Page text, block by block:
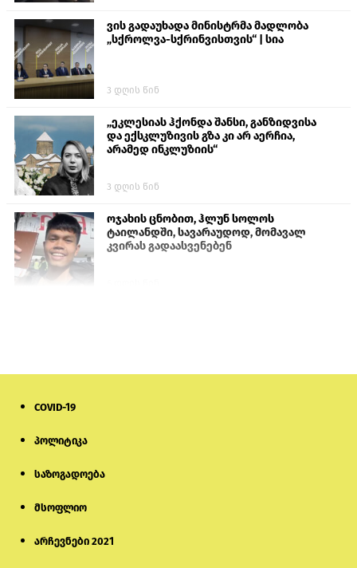
ვის გადაუხადა მინისტრმა მადლობა
„სქროლვა-სქრინვისთვის“ | სია
3 დღის წინ
„ეკლესიას ჰქონდა შანსი, განზიდვისა
და ექსკლუზივის გზა კი არ აერჩია,
არამედ ინკლუზიის“
3 დღის წინ
ოჯახის ცნობით, ჰლუნ სოლოს
ტაილანდში, სავარაუდოდ, მომავალ
კვირას გადაასვენებენ
სომხეთში გამოძიება დაიწყო
COVID-19
პოლიტიკა
საზოგადოება
მსოფლიო
არჩევნები 2021